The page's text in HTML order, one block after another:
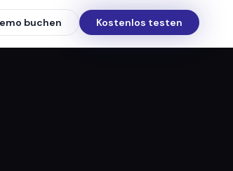
buchen Kostenlos testen